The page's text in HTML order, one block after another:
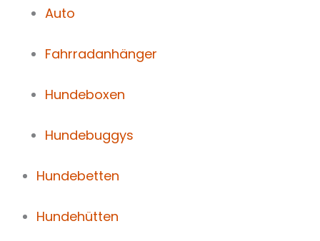
Auto
Fahrradanhänger
Hundeboxen
Hundebuggys
Hundebetten
Hundehütten